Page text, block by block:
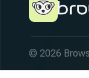
© 2026